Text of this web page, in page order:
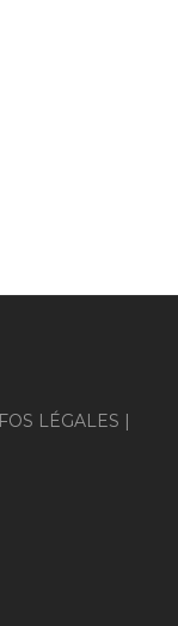
LÉGALES |